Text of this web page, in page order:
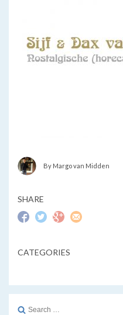
By Margo van Midden
SHARE
CATEGORIES
Search